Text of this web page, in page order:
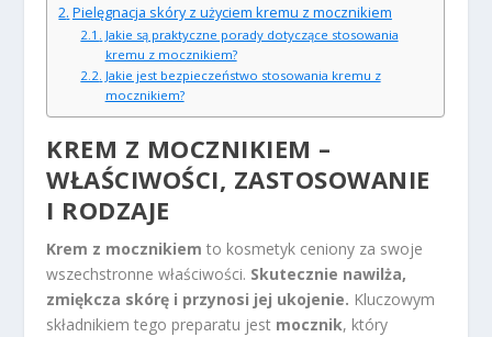
Pielęgnacja skóry z użyciem kremu z mocznikiem
Jakie są praktyczne porady dotyczące stosowania
kremu z mocznikiem?
Jakie jest bezpieczeństwo stosowania kremu z
mocznikiem?
KREM Z MOCZNIKIEM –
WŁAŚCIWOŚCI, ZASTOSOWANIE
I RODZAJE
Krem z mocznikiem to kosmetyk ceniony za swoje
wszechstronne właściwości. Skutecznie nawilża,
zmiękcza skórę i przynosi jej ukojenie. Kluczowym
składnikiem tego preparatu jest mocznik, który